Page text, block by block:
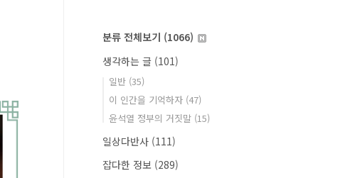
분류 전체보기 (1066)
생각하는 글 (101)
일반 (35)
이 인간을 기억하자 (47)
윤석열 정부의 거짓말 (15)
일상다반사 (111)
잡다한 정보 (289)